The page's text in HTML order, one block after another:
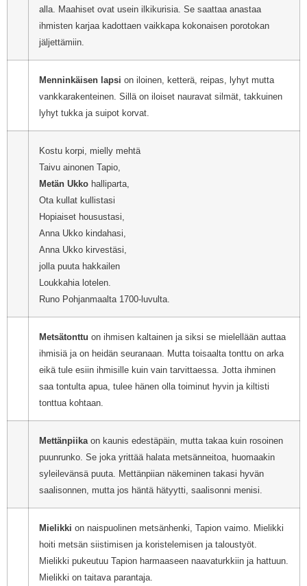
alla. Maahiset ovat usein ilkikurisia. Se saattaa anastaa
ihmisten karjaa kadottaen vaikkapa kokonaisen porotokan
jäljettämiin.
Menninkäisen lapsi on iloinen, ketterä, reipas, lyhyt mutta
vankkarakenteinen. Sillä on iloiset nauravat silmät, takkuinen
lyhyt tukka ja suipot korvat.
Kostu korpi, mielly mehtä
Taivu ainonen Tapio,
Metän Ukko halliparta,
Ota kullat kullistasi
Hopiaiset housustasi,
Anna Ukko kindahasi,
Anna Ukko kirvestäsi,
jolla puuta hakkailen
Loukkahia lotelen.
Runo Pohjanmaalta 1700-luvulta.
Metsätonttu on ihmisen kaltainen ja siksi se mielellään auttaa
ihmisiä ja on heidän seuranaan. Mutta toisaalta tonttu on arka
eikä tule esiin ihmisille kuin vain tarvittaessa. Jotta ihminen
saa tontulta apua, tulee hänen olla toiminut hyvin ja kiltisti
tonttua kohtaan.
Mettänpiika on kaunis edestäpäin, mutta takaa kuin rosoinen
puunrunko. Se joka yrittää halata metsänneitoa, huomaakin
syleilevänsä puuta. Mettänpiian näkeminen takasi hyvän
saalisonnen, mutta jos häntä hätyytti, saalisonni menisi.
Mielikki on naispuolinen metsänhenki, Tapion vaimo. Mielikki
hoiti metsän siistimisen ja koristelemisen ja taloustyöt.
Mielikki pukeutuu Tapion harmaaseen naavaturkkiin ja hattuun.
Mielikki on taitava parantaja.